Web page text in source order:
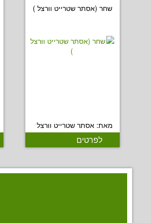
שחר (אסתר שטרייט וורצל )
מאת: אסתר שטרייט וורצל
לפרטים